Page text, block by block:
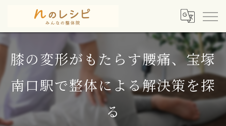
膝の変形がもたらす腰痛、宝塚
南口駅で整体による解決策を探
る